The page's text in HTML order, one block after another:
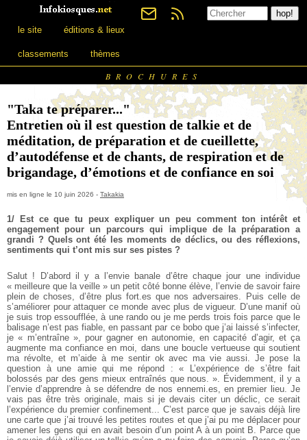
le site éditions & lieux
classements thèmes
BROCHURES
"Taka te préparer..."
Entretien où il est question de talkie et de
méditation, de préparation et de cueillette,
d’autodéfense et de chants, de respiration et de
brigandage, d’émotions et de confiance en soi
mis en ligne le 10 juin 2026 - Takakia
1/ Est ce que tu peux expliquer un peu comment ton intérêt et
engagement pour un parcours qui implique de la préparation a
grandi ? Quels ont été les moments de déclics, ou des réflexions,
sentiments qui t’ont mis sur ses pistes ?
Salut ! D’abord il y a l’envie banale d’être chaque jour une individue
« meilleure que la veille » un petit côté bonne élève, l’envie de savoir faire
plein de choses, d’être plus fort.es que nos adversaires. Puis celle de
s’améliorer pour attaquer ce monde avec plus de vigueur. D’une manif où
je suis trop essoufflée, à une rando ou je me perds trois fois parce que le
balisage n’est pas fiable, en passant par ce bobo que j’ai laissé s’infecter,
je « m’entraîne », pour gagner en autonomie, en capacité d’agir, et ça
augmente ma confiance en moi, dans une boucle vertueuse qui soutient
ma révolte, et m’aide à me sentir ok avec ma vie aussi. Je pose la
question à une amie qui me répond : « L’expérience de s’être fait
bolossés par des gens mieux entraînés que nous. ». Évidemment, il y a
l’envie d’apprendre à se défendre de nos ennemi.es, en premier lieu. Je
vais pas être très originale, mais si je devais citer un déclic, ce serait
l’expérience du premier confinement... C’est parce que je savais déjà lire
une carte que j’ai trouvé les petites routes et que j’ai pu me déplacer pour
amener les gens qui en avait besoin d’un point A à un point B. Parce que